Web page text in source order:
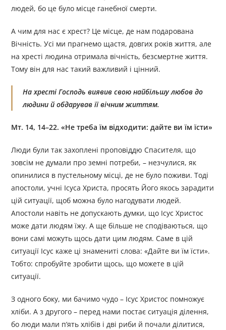
людей, бо це було місце ганебної смерти.
А чим для нас є хрест? Це місце, де нам подарована
Вічність. Усі ми прагнемо щастя, довгих років життя, але
на хресті людина отримала вічність, безсмертне життя.
Тому він для нас такий важливий і цінний.
На хресті Господь виявив свою найбільшу любов до
людини й обдарував її вічним життям.
Мт. 14, 14–22. «Не треба їм відходити: дайте ви їм їсти»
Люди були так захоплені проповіддю Спасителя, що
зовсім не думали про земні потреби, – незчулися, як
опинилися в пустельному місці, де не було поживи. Тоді
апостоли, учні Ісуса Христа, просять Його якось зарадити
цій ситуації, щоб можна було нагодувати людей.
Апостоли навіть не допускають думки, що Ісус Христос
може дати людям їжу. А ще більше не сподіваються, що
вони самі можуть щось дати цим людям. Саме в цій
ситуації Ісус каже ці знамениті слова: «Дайте ви їм їсти».
Тобто: спробуйте зробити щось, що можете в цій
ситуації.
З одного боку, ми бачимо чудо – Ісус Христос помножує
хліби. А з другого – перед нами постає ситуація ділення,
бо люди мали п’ять хлібів і дві риби й почали ділитися,